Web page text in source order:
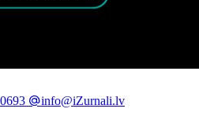
info@iZurnali.lv